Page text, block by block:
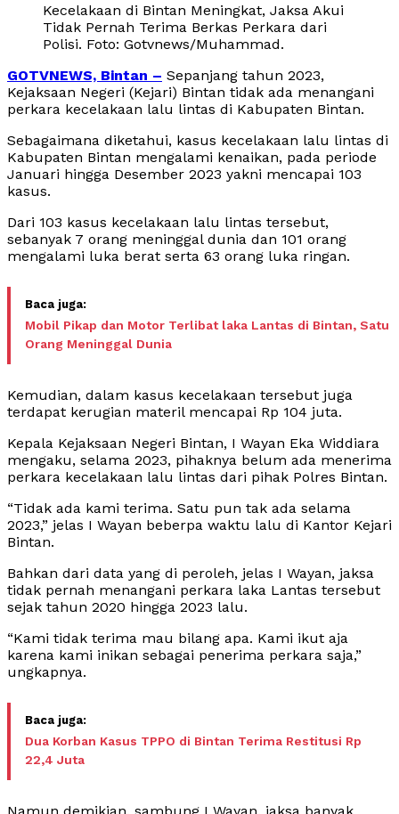
Kecelakaan di Bintan Meningkat, Jaksa Akui
Tidak Pernah Terima Berkas Perkara dari
Polisi. Foto: Gotvnews/Muhammad.
GOTVNEWS, Bintan – Sepanjang tahun 2023,
Kejaksaan Negeri (Kejari) Bintan tidak ada menangani
perkara kecelakaan lalu lintas di Kabupaten Bintan.
Sebagaimana diketahui, kasus kecelakaan lalu lintas di
Kabupaten Bintan mengalami kenaikan, pada periode
Januari hingga Desember 2023 yakni mencapai 103
kasus.
Dari 103 kasus kecelakaan lalu lintas tersebut,
sebanyak 7 orang meninggal dunia dan 101 orang
mengalami luka berat serta 63 orang luka ringan.
Mobil Pikap dan Motor Terlibat laka Lantas di Bintan, Satu
Orang Meninggal Dunia
Kemudian, dalam kasus kecelakaan tersebut juga
terdapat kerugian materil mencapai Rp 104 juta.
Kepala Kejaksaan Negeri Bintan, I Wayan Eka Widdiara
mengaku, selama 2023, pihaknya belum ada menerima
perkara kecelakaan lalu lintas dari pihak Polres Bintan.
“Tidak ada kami terima. Satu pun tak ada selama
2023,” jelas I Wayan beberpa waktu lalu di Kantor Kejari
Bintan.
Bahkan dari data yang di peroleh, jelas I Wayan, jaksa
tidak pernah menangani perkara laka Lantas tersebut
sejak tahun 2020 hingga 2023 lalu.
“Kami tidak terima mau bilang apa. Kami ikut aja
karena kami inikan sebagai penerima perkara saja,”
ungkapnya.
Dua Korban Kasus TPPO di Bintan Terima Restitusi Rp
22,4 Juta